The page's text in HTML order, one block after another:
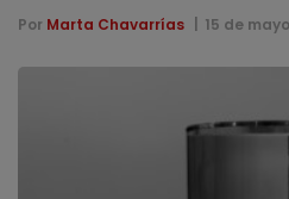
Por Marta Chavarrías 15 de